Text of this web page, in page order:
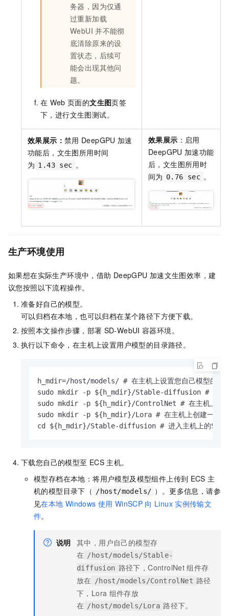
务器，因为仅通
过重新加载
WebUI 并不能彻
底清除原来的设
置状态，后续可
能会出现其他问
题。
在 Web 页面的文生图页签
下，进行文生图测试。
效果展示： 禁用 DeepGPU 加速
功能后，文生图所用时间
为 1.43 sec 。
效果展示 ：启用
DeepGPU 加速功能
后，文生图所用时
间为 0.76 sec 。
生产环境使用
如果想在实际生产环境中，借助 DeepGPU 加速文生图效率，建
议您按照以下流程操作。
准备好自己的模型。
可以归档在本地，也可以归档在某个路径下方便下载。
按照本文操作步骤，部署 SD-WebUI 容器环境。
执行以下命令，在主机上设置用户模型的目录路径。
h_mdir=/host/models/ # 在主机上设置您自己模型的存
sudo mkdir -p ${h_mdir}/Stable-diffusion # 在主
sudo mkdir -p ${h_mdir}/ControlNet # 在主机上创
sudo mkdir -p ${h_mdir}/Lora # 在主机上创建一个名
cd ${h_mdir}/Stable-diffusion # 进入主机上的
下载您自己的模型至 ECS 主机。
模型存档在本地：将用户模型及模型组件上传到 ECS 主
机的模型目录下（
/host/models/ ）。更多信息，请参
见在本地 Windows 使用 WinSCP 向 Linux 实例传输文
件。
说明 其中，用户自己的模型存
在 /host/models/Stable-
diffusion 路径下，ControlNet 组件存
放在 /host/models/ControlNet 路径
下，Lora 组件存放
在 /host/models/Lora 路径下。